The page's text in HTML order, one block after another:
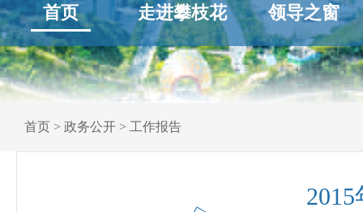
首页 走进攀枝花 领导之窗
首页 > 政务公开 > 工作报告